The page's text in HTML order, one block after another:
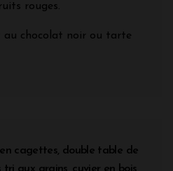
rouges.
au chocolat noir ou tarte
cagettes, double table de